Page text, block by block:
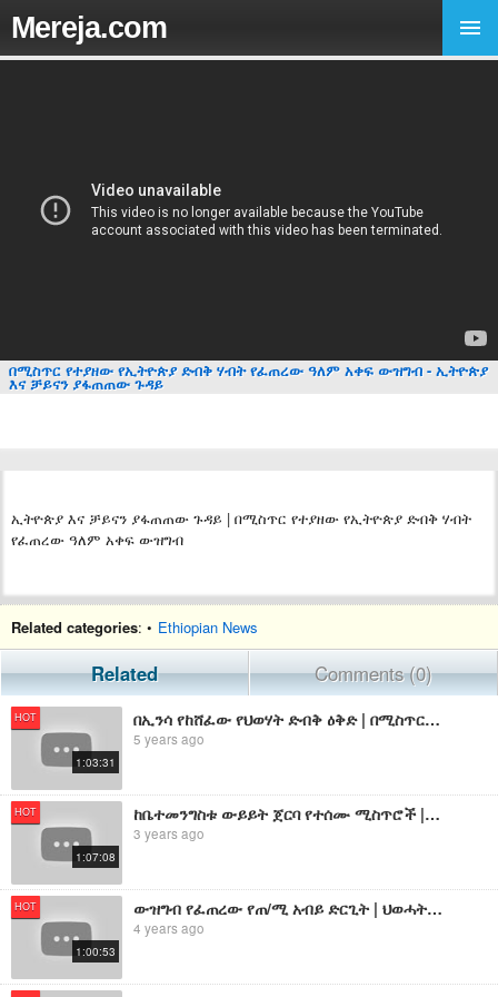
Mereja.com
በሚስጥር የተያዘው የኢትዮጵያ ድብቅ ሃብት የፈጠረው ዓለም አቀፍ ውዝግብ - ኢትዮጵያ
እና ቻይናን ያፋጠጠው ጉዳይ
ኢትዮጵያ እና ቻይናን ያፋጠጠው ጉዳይ | በሚስጥር የተያዘው የኢትዮጵያ ድብቅ ሃብት
የፈጠረው ዓለም አቀፍ ውዝግብ
Related categories: • Ethiopian News
Related Comments (0)
HOT
1:03:31
በኢንሳ የከሸፈው የህወሃት ድብቅ ዕቅድ | በሚስጥር የተያዘው የኤርትራ ወታደሮች ተሳትፎ
5 years ago
HOT
1:07:08
ከቤተመንግስቱ ውይይት ጀርባ የተሰሙ ሚስጥሮች | በሚስጥር የተያዘው የሃይማኖት አባቶች ድብድብ
3 years ago
HOT
1:00:53
ውዝግብ የፈጠረው የጠ/ሚ አብይ ድርጊት | ህወሓት የጦር መጋዘኖቹን የUN አርማ እየቀባ ነው | ገንዘብ ዘርፈው ሊያመልጡ የተዘጋጁት ባለስልጣናት
4 years ago